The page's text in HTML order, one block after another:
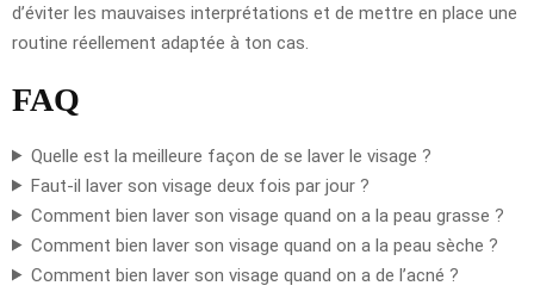
d’éviter les mauvaises interprétations et de mettre en place une
routine réellement adaptée à ton cas.
FAQ
Quelle est la meilleure façon de se laver le visage ?
Faut-il laver son visage deux fois par jour ?
Comment bien laver son visage quand on a la peau grasse ?
Comment bien laver son visage quand on a la peau sèche ?
Comment bien laver son visage quand on a de l’acné ?